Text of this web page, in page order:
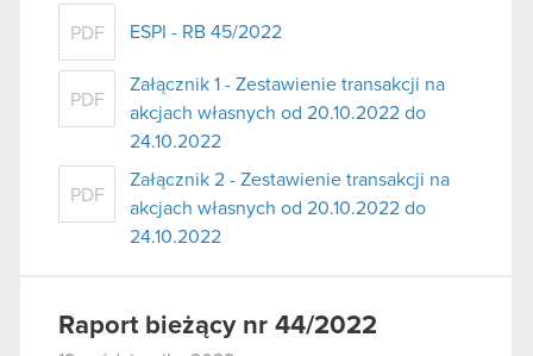
PDF ESPI - RB 45/2022
PDF
Załącznik 1 - Zestawienie transakcji na
akcjach własnych od 20.10.2022 do
24.10.2022
PDF
Załącznik 2 - Zestawienie transakcji na
akcjach własnych od 20.10.2022 do
24.10.2022
Raport bieżący nr 44/2022